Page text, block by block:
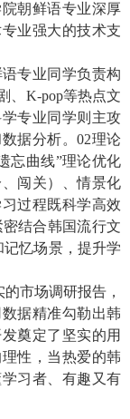
朝鲜语专业深厚
业强大的技术支
专业同学负责构
、 K-pop等热点文
专业同学则主攻
据分析。02理论
忘曲线”理论优化
闯关）、情景化
过程既科学高效
结合韩国流行文
忆场景，提升学
市场调研报告，
据精准勾勒出韩
奠定了坚实的用
性，当热爱的韩
习者、有趣又有